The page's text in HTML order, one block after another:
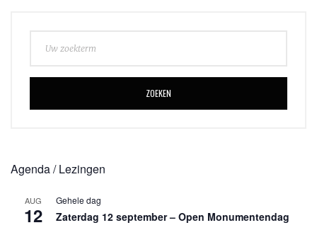
ZOEKEN
Agenda / Lezingen
AUG
12
Gehele dag
Zaterdag 12 september – Open Monumentendag